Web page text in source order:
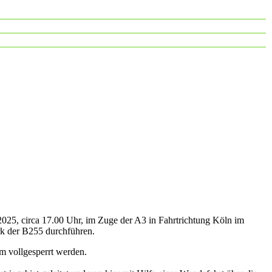
circa 17.00 Uhr, im Zuge der A3 in Fahrtrichtung Köln im
der B255 durchführen.
vollgesperrt werden.